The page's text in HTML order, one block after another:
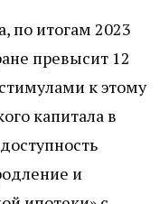
по итогам 2023
превысит 12
к этому
капитала в
и